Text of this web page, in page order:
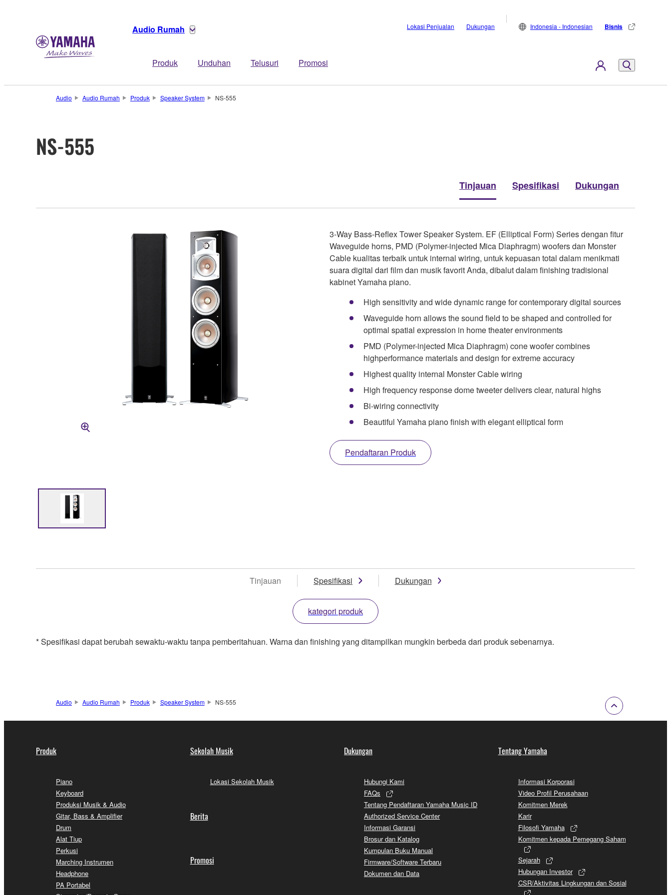
Audio Rumah
Produk Unduhan Telusuri Promosi
Lokasi Penjualan Dukungan Indonesia - Indonesian Bisnis
Audio Audio Rumah Produk Speaker System NS-555
NS-555
Tinjauan Spesifikasi Dukungan
3-Way Bass-Reflex Tower Speaker System. EF (Elliptical Form) Series dengan fitur
Waveguide horns, PMD (Polymer-injected Mica Diaphragm) woofers dan Monster
Cable kualitas terbaik untuk internal wiring, untuk kepuasan total dalam menikmati
suara digital dari film dan musik favorit Anda, dibalut dalam finishing tradisional
kabinet Yamaha piano.
High sensitivity and wide dynamic range for contemporary digital sources
Waveguide horn allows the sound field to be shaped and controlled for
optimal spatial expression in home theater environments
PMD (Polymer-injected Mica Diaphragm) cone woofer combines
highperformance materials and design for extreme accuracy
Highest quality internal Monster Cable wiring
High frequency response dome tweeter delivers clear, natural highs
Bi-wiring connectivity
Beautiful Yamaha piano finish with elegant elliptical form
Pendaftaran Produk
Tinjauan Spesifikasi Dukungan
kategori produk
* Spesifikasi dapat berubah sewaktu-waktu tanpa pemberitahuan. Warna dan finishing yang ditampilkan mungkin berbeda dari produk sebenarnya.
Audio Audio Rumah Produk Speaker System NS-555
Produk
Piano
Keyboard
Produksi Musik & Audio
Gitar, Bass & Amplifier
Drum
Alat Tiup
Perkusi
Marching Instrumen
Headphone
PA Portabel
Sekolah Musik
Lokasi Sekolah Musik
Berita
Promosi
Dukungan
Hubungi Kami
FAQs
Tentang Pendaftaran Yamaha Music ID
Authorized Service Center
Informasi Garansi
Brosur dan Katalog
Kumpulan Buku Manual
Firmware/Software Terbaru
Dokumen dan Data
Tentang Yamaha
Informasi Korporasi
Video Profil Perusahaan
Komitmen Merek
Karir
Filosofi Yamaha
Komitmen kepada Pemegang Saham
Sejarah
Hubungan Investor
CSR/Aktivitas Lingkungan dan Sosial